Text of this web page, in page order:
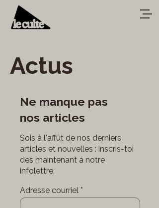
Actus
Ne manque pas
nos articles
Sois à l'affût de nos derniers
articles et nouvelles : inscris-toi
dès maintenant à notre
infolettre.
Adresse courriel